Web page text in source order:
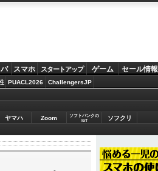
スマホ スタートアップ ゲーム セール情報
PUACL2026 ChallengersJP
ヤマハ Zoom
ソフトバンクの
IoT
ソフクリ